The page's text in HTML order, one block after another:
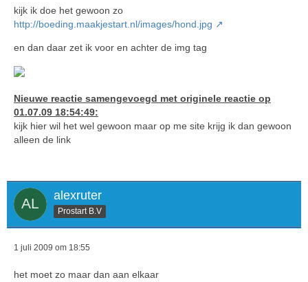
kijk ik doe het gewoon zo
http://boeding.maakjestart.nl/images/hond.jpg
en dan daar zet ik voor en achter de img tag
Nieuwe reactie samengevoegd met originele reactie op
01.07.09 18:54:49:
kijk hier wil het wel gewoon maar op me site krijg ik dan gewoon
alleen de link
alexruter
Prostart B.V
1 juli 2009 om 18:55
het moet zo maar dan aan elkaar